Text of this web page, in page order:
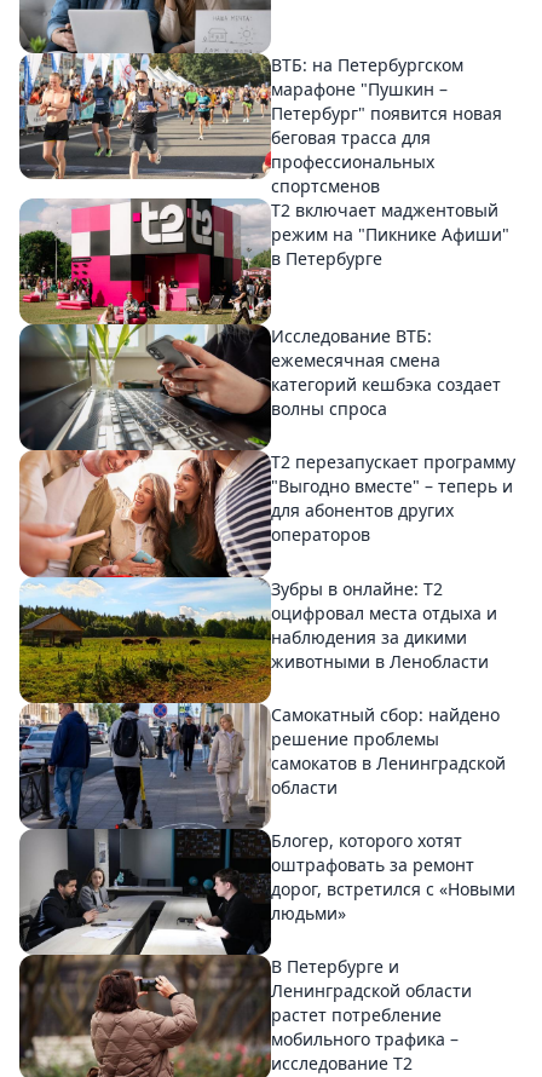
ВТБ: на Петербургском
марафоне "Пушкин –
Петербург" появится новая
беговая трасса для
профессиональных
спортсменов
Т2 включает маджентовый
режим на "Пикнике Афиши"
в Петербурге
Исследование ВТБ:
ежемесячная смена
категорий кешбэка создает
волны спроса
Т2 перезапускает программу
"Выгодно вместе" – теперь и
для абонентов других
операторов
Зубры в онлайне: Т2
оцифровал места отдыха и
наблюдения за дикими
животными в Ленобласти
Самокатный сбор: найдено
решение проблемы
самокатов в Ленинградской
области
Блогер, которого хотят
оштрафовать за ремонт
дорог, встретился с «Новыми
людьми»
В Петербурге и
Ленинградской области
растет потребление
мобильного трафика –
исследование T2